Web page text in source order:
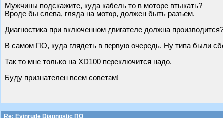
Мужчины подскажите, куда кабель то в моторе втыкать?
Вроде бы слева, гляда на мотор, должен быть разъем.
Диагностика при включенном двигателе должна производится?
В самом ПО, куда глядеть в первую очередь. Ну типа были
Так то мне только на XD100 переключится надо.
Буду признателен всем советам!
Re: Evinrude Diagnostic ПО